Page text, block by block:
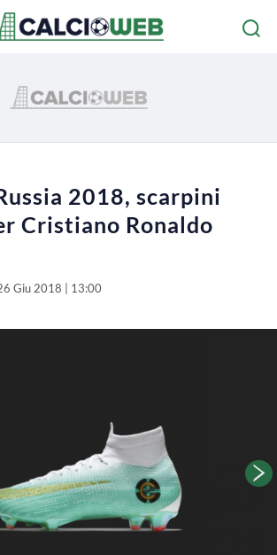
2018, scarpini
Cristiano Ronaldo
Giu 2018 | 13:00